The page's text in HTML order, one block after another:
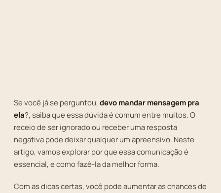
Se você já se perguntou,devo mandar mensagem pra
ela?, saiba que essa dúvida é comum entre muitos. O
receio de ser ignorado ou receber uma resposta
negativa pode deixar qualquer um apreensivo. Neste
artigo, vamos explorar por que essa comunicação é
essencial, e como fazê-la da melhor forma.
Com as dicas certas, você pode aumentar as chances de